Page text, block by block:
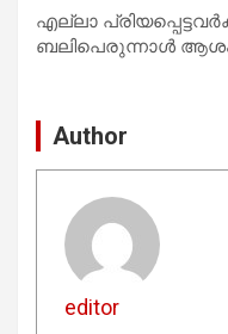
എല്ലാ
ബലിപെരുന്നാൾ
Author
editor